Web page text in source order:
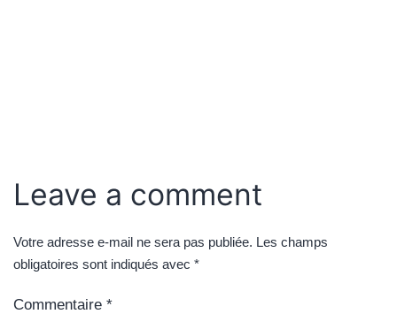
Leave a comment
Votre adresse e-mail ne sera pas publiée. Les champs
obligatoires sont indiqués avec *
Commentaire *